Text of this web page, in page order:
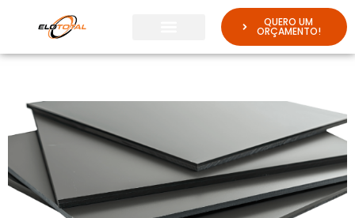
QUERO UM
ORÇAMENTO!